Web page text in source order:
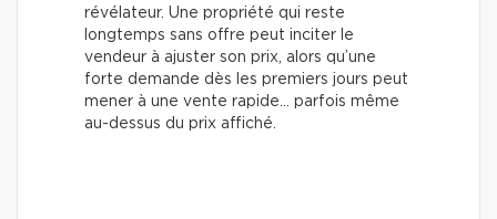
révélateur. Une propriété qui reste
longtemps sans offre peut inciter le
vendeur à ajuster son prix, alors qu’une
forte demande dès les premiers jours peut
mener à une vente rapide… parfois même
au-dessus du prix affiché.